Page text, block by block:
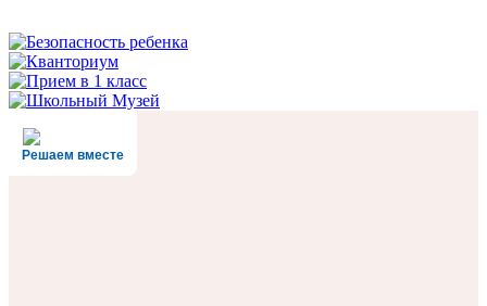
Решаем вместе